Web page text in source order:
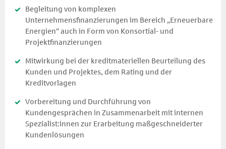
Begleitung von komplexen
Unternehmensfinanzierungen im Bereich „Erneuerbare
Energien“ auch in Form von Konsortial- und
Projektfinanzierungen
Mitwirkung bei der kreditmateriellen Beurteilung des
Kunden und Projektes, dem Rating und der
Kreditvorlagen
Vorbereitung und Durchführung von
Kundengesprächen in Zusammenarbeit mit internen
Spezialist:innen zur Erarbeitung maßgeschneiderter
Kundenlösungen